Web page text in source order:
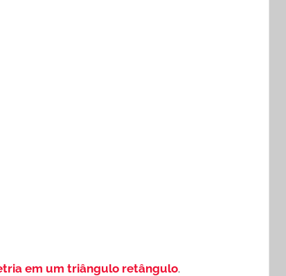
em um triângulo retângulo.